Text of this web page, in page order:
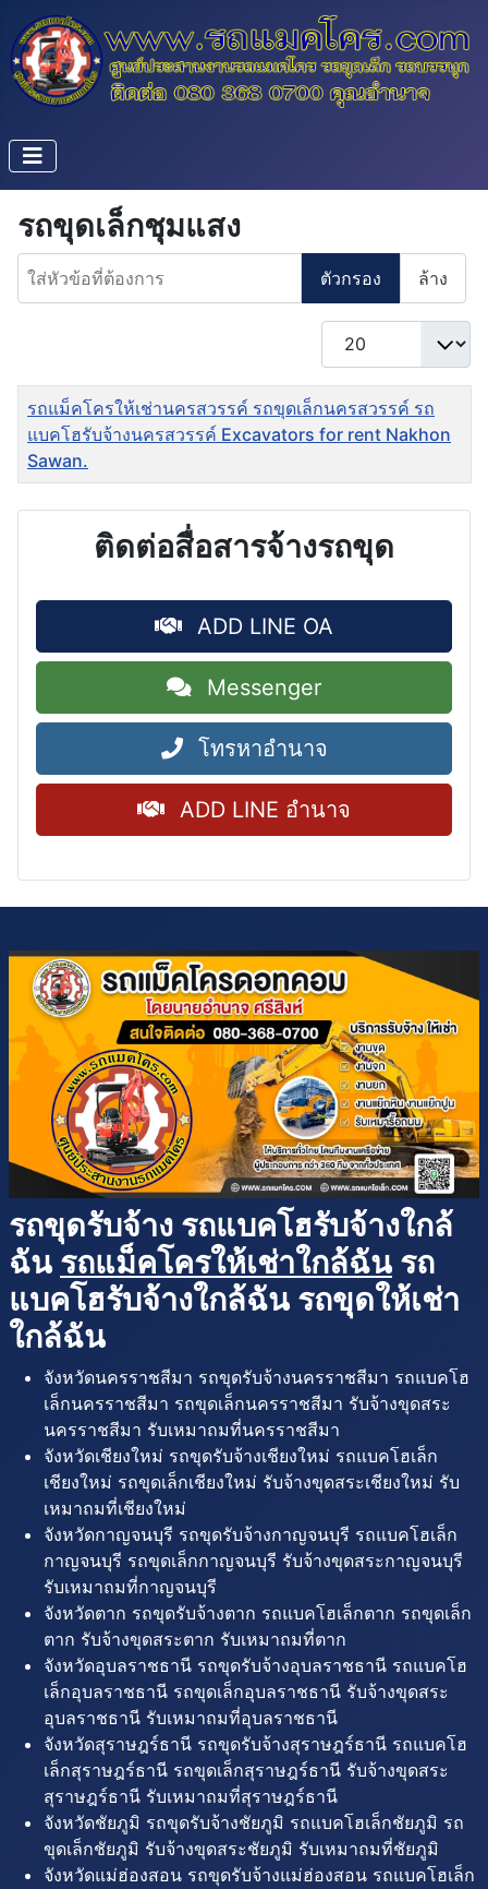
รถขุดเล็กชุมแสง
ใส่หัวข้อที่ต้องการ
ตัวกรอง ล้าง
แสดง #
ชื่อ
รถแม็คโครให้เช่านครสวรรค์ รถขุดเล็กนครสวรรค์ รถ
แบคโฮรับจ้างนครสวรรค์ Excavators for rent Nakhon
Sawan.
ติดต่อสื่อสารจ้างรถขุด
ADD LINE OA
Messenger
โทรหาอำนาจ
ADD LINE อำนาจ
รถขุดรับจ้าง รถแบคโฮรับจ้างใกล้
ฉัน รถแม็คโครให้เช่าใกล้ฉัน รถ
แบคโฮรับจ้างใกล้ฉัน รถขุดให้เช่า
ใกล้ฉัน
จังหวัดนครราชสีมา รถขุดรับจ้างนครราชสีมา รถแบคโฮ
เล็กนครราชสีมา รถขุดเล็กนครราชสีมา รับจ้างขุดสระ
นครราชสีมา รับเหมาถมที่นครราชสีมา
จังหวัดเชียงใหม่ รถขุดรับจ้างเชียงใหม่ รถแบคโฮเล็ก
เชียงใหม่ รถขุดเล็กเชียงใหม่ รับจ้างขุดสระเชียงใหม่ รับ
เหมาถมที่เชียงใหม่
จังหวัดกาญจนบุรี รถขุดรับจ้างกาญจนบุรี รถแบคโฮเล็ก
กาญจนบุรี รถขุดเล็กกาญจนบุรี รับจ้างขุดสระกาญจนบุรี
รับเหมาถมที่กาญจนบุรี
จังหวัดตาก รถขุดรับจ้างตาก รถแบคโฮเล็กตาก รถขุดเล็ก
ตาก รับจ้างขุดสระตาก รับเหมาถมที่ตาก
จังหวัดอุบลราชธานี รถขุดรับจ้างอุบลราชธานี รถแบคโฮ
เล็กอุบลราชธานี รถขุดเล็กอุบลราชธานี รับจ้างขุดสระ
อุบลราชธานี รับเหมาถมที่อุบลราชธานี
จังหวัดสุราษฎร์ธานี รถขุดรับจ้างสุราษฎร์ธานี รถแบคโฮ
เล็กสุราษฎร์ธานี รถขุดเล็กสุราษฎร์ธานี รับจ้างขุดสระ
สุราษฎร์ธานี รับเหมาถมที่สุราษฎร์ธานี
จังหวัดชัยภูมิ รถขุดรับจ้างชัยภูมิ รถแบคโฮเล็กชัยภูมิ รถ
ขุดเล็กชัยภูมิ รับจ้างขุดสระชัยภูมิ รับเหมาถมที่ชัยภูมิ
จังหวัดแม่ฮ่องสอน รถขุดรับจ้างแม่ฮ่องสอน รถแบคโฮเล็ก